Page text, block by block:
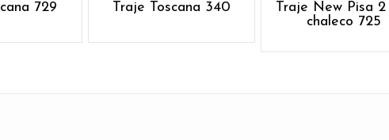
729 Traje Toscana 340
Traje New Pisa 2
chaleco 725